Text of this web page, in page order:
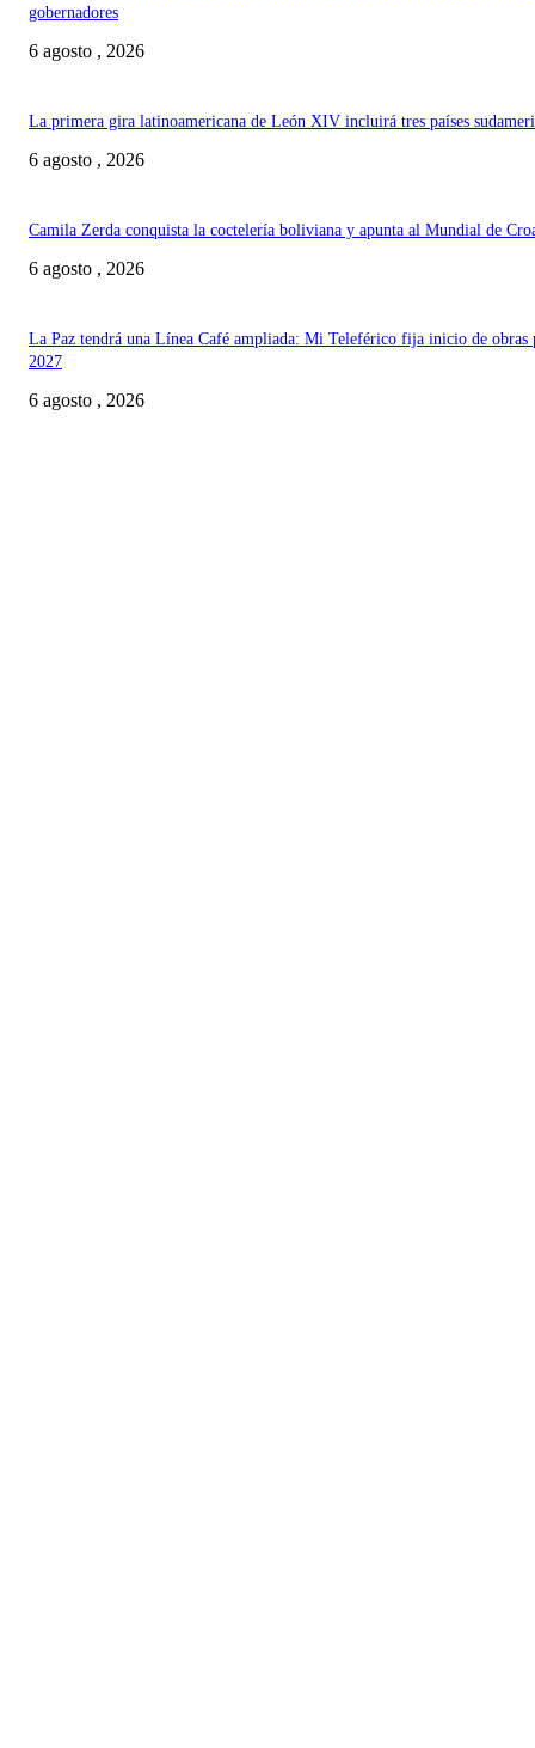
gobernadores
6 agosto , 2026
La primera gira latinoamericana de León XIV incluirá tres países
6 agosto , 2026
Camila Zerda conquista la coctelería boliviana y apunta al Mundial de
6 agosto , 2026
La Paz tendrá una Línea Café ampliada: Mi Teleférico fija inicio de obras
2027
6 agosto , 2026